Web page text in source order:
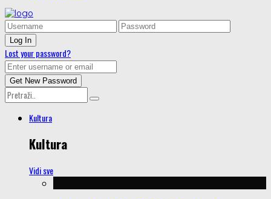
Lost your password?
Kultura
Kultura
Vidi sve